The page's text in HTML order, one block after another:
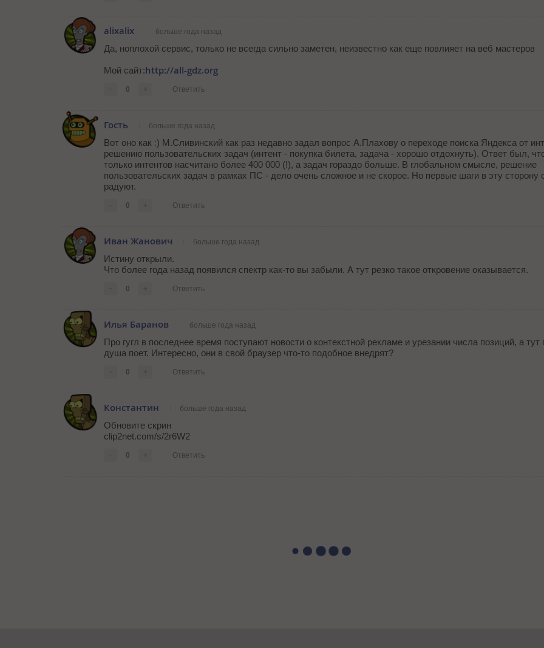
alixalix больше года назад
Да, ноплохой сервис, только не всегда сильно заметен, неизвестно как еще повлияет на веб мастеров
Мой сайт:http://all-gdz.org
0 Ответить
Гость больше года назад
Вот оно как :) М.Сливинский как раз недавно задал вопрос А.Плахову о переходе поиска Яндекса от
решению пользовательских задач (интент - покупка билета, задача - хорошо отдохнуть). Ответ был,
только интентов насчитано более 400 000 (!), а задач гораздо больше. В глобальном смысле, решение
пользовательских задач в рамках ПС - дело очень сложное и не скорое. Но первые шаги в эту сторону
радуют.
0 Ответить
Иван Жанович больше года назад
Истину открыли.
Что более года назад появился спектр как-то вы забыли. А тут резко такое откровение оказывается.
0 Ответить
Илья Баранов больше года назад
Про гугл в последнее время поступают новости о контекстной рекламе и урезании числа позиций, а тут
душа поет. Интересно, они в свой браузер что-то подобное внедрят?
0 Ответить
Константин больше года назад
Обновите скрин
clip2net.com/s/2r6W2
0 Ответить